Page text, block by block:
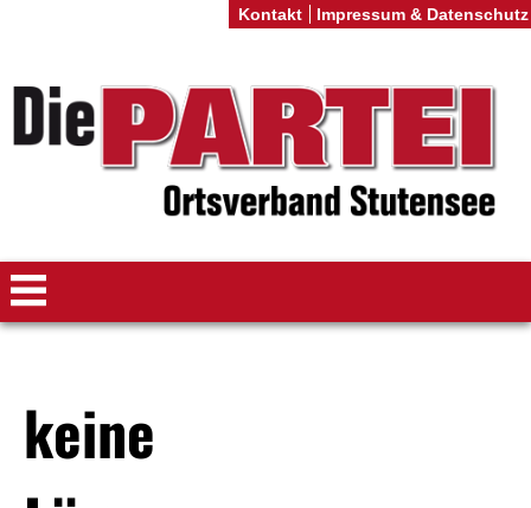
keine
Kontakt Impressum & Datenschutz